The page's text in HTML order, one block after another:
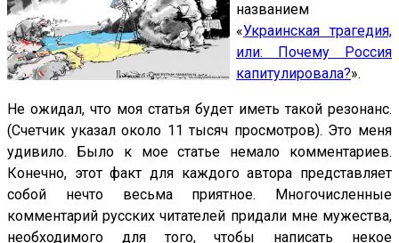
названием
«Украинская трагедия,
или: Почему Россия
капитулировала?».
Не ожидал, что моя статья будет иметь такой резонанс.
(Счетчик указал около 11 тысяч просмотров). Это меня
удивило. Было к мое статье немало комментариев.
Конечно, этот факт для каждого автора представляет
собой нечто весьма приятное. Многочисленные
комментарий русских читателей придали мне мужества,
необходимого для того, чтобы написать некое